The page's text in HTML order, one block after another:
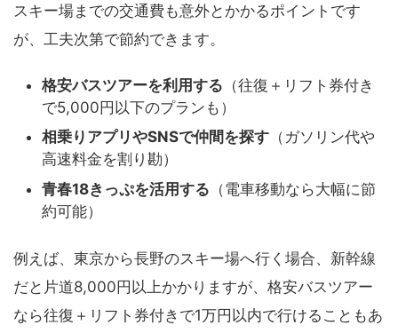
スキー場までの交通費も意外とかかるポイントです
が、工夫次第で節約できます。
格安バスツアーを利用する （往復＋リフト券付き
で5,000円以下のプランも）
相乗りアプリやSNSで仲間を探す （ガソリン代や
高速料金を割り勘）
青春18きっぷを活用する （電車移動なら大幅に節
約可能）
例えば、東京から長野のスキー場へ行く場合、新幹線
だと片道8,000円以上かかりますが、格安バスツアー
なら往復＋リフト券付きで1万円以内で行けることもあ